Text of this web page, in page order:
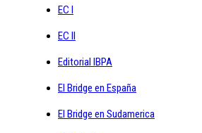
EC I
EC II
Editorial IBPA
El Bridge en España
El Bridge en Sudamerica